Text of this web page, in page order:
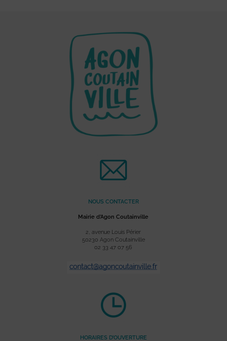
NOUS CONTACTER
Mairie d’Agon Coutainville
2, avenue Louis Périer
50230 Agon Coutainville
02 33 47 07 56
HORAIRES D’OUVERTURE